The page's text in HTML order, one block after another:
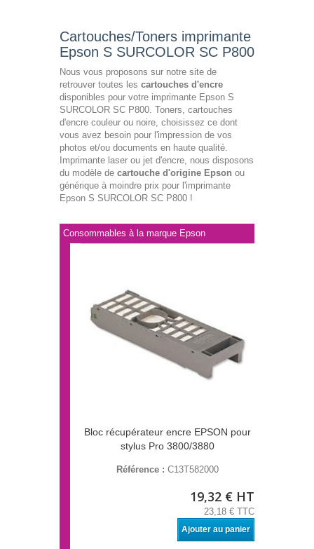
Cartouches/Toners imprimante
Epson S SURCOLOR SC P800
Nous vous proposons sur notre site de
retrouver toutes les cartouches d'encre
disponibles pour votre imprimante Epson S
SURCOLOR SC P800. Toners, cartouches
d'encre couleur ou noire, choisissez ce dont
vous avez besoin pour l'impression de vos
photos et/ou documents en haute qualité.
Imprimante laser ou jet d'encre, nous disposons
du modèle de cartouche d'origine Epson ou
générique à moindre prix pour l'imprimante
Epson S SURCOLOR SC P800 !
Consommables à la marque Epson
Bloc récupérateur encre EPSON pour
stylus Pro 3800/3880
Référence : C13T582000
19,32 € HT
23,18 € TTC
Ajouter au panier